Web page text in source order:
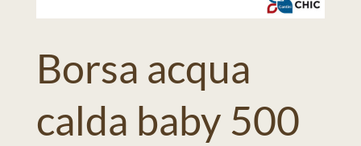
Borsa acqua
calda baby 500